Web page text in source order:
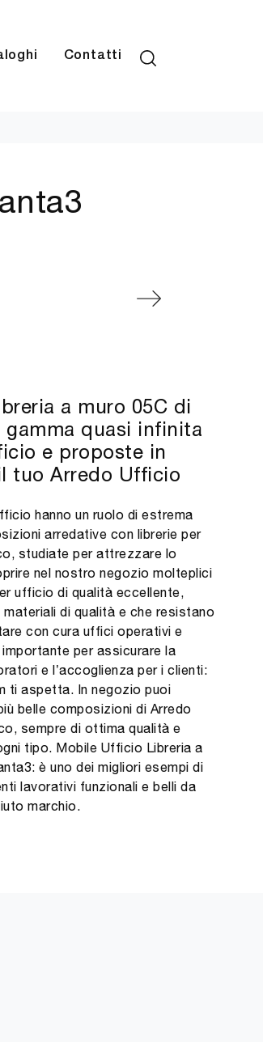
Contatti
a muro 05C di
gamma quasi infinita
e proposte in
tuo Arredo Ufficio
hanno un ruolo di estrema
arredative con librerie per
studiate per attrezzare lo
nel nostro negozio molteplici
ufficio di qualità eccellente,
di qualità e che resistano
con cura uffici operativi e
per assicurare la
e l’accoglienza per i clienti:
ti aspetta. In negozio puoi
belle composizioni di Arredo
sempre di ottima qualità e
tipo. Mobile Ufficio Libreria a
è uno dei migliori esempi di
lavorativi funzionali e belli da
marchio.